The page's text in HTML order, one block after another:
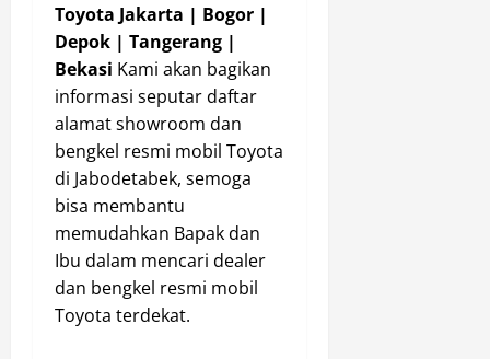
Toyota Jakarta | Bogor |
Depok | Tangerang |
Bekasi Kami akan bagikan
informasi seputar daftar
alamat showroom dan
bengkel resmi mobil Toyota
di Jabodetabek, semoga
bisa membantu
memudahkan Bapak dan
Ibu dalam mencari dealer
dan bengkel resmi mobil
Toyota terdekat.